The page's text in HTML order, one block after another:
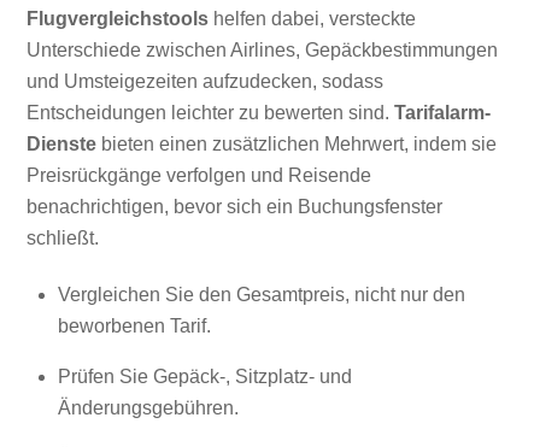
Flugvergleichstools helfen dabei, versteckte
Unterschiede zwischen Airlines, Gepäckbestimmungen
und Umsteigezeiten aufzudecken, sodass
Entscheidungen leichter zu bewerten sind.Tarifalarm-
Dienste bieten einen zusätzlichen Mehrwert, indem sie
Preisrückgänge verfolgen und Reisende
benachrichtigen, bevor sich ein Buchungsfenster
schließt.
Vergleichen Sie den Gesamtpreis, nicht nur den
beworbenen Tarif.
Prüfen Sie Gepäck-, Sitzplatz- und
Änderungsgebühren.